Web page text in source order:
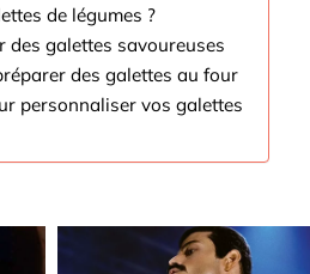
de légumes ?
des galettes savoureuses
des galettes au four
personnaliser vos galettes